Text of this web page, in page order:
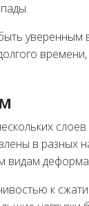
уверенным
в разных
видам
к